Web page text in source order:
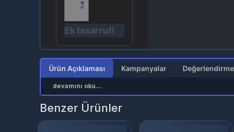
Ek tasarruf!
Ürün Açıklaması Kampanyalar
devamını oku...
Benzer Ürünler